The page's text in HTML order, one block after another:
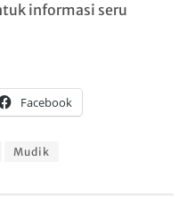
informasi seru
Facebook
Mudik